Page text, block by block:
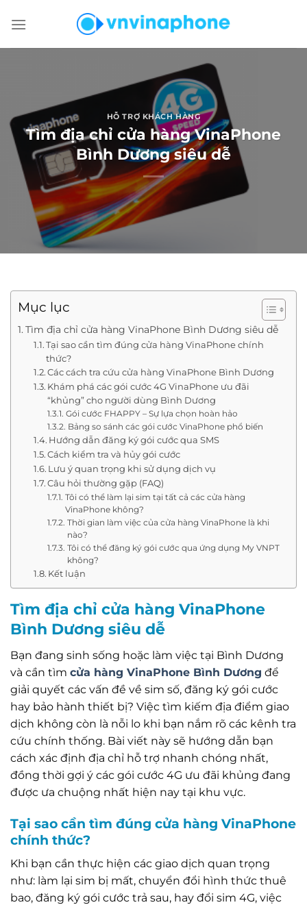
đến
HỖ TRỢ KHÁCH HÀNG
Tìm địa chỉ cửa hàng VinaPhone
Bình Dương siêu dễ
Mục lục
Tìm địa chỉ cửa hàng VinaPhone Bình Dương siêu dễ
Tại sao cần tìm đúng cửa hàng VinaPhone chính
thức?
Các cách tra cứu cửa hàng VinaPhone Bình Dương
Khám phá các gói cước 4G VinaPhone ưu đãi
“khủng” cho người dùng Bình Dương
Gói cước FHAPPY – Sự lựa chọn hoàn hảo
Bảng so sánh các gói cước VinaPhone phổ biến
Hướng dẫn đăng ký gói cước qua SMS
Cách kiểm tra và hủy gói cước
Lưu ý quan trọng khi sử dụng dịch vụ
Câu hỏi thường gặp (FAQ)
Tôi có thể làm lại sim tại tất cả các cửa hàng
VinaPhone không?
Thời gian làm việc của cửa hàng VinaPhone là khi
nào?
Tôi có thể đăng ký gói cước qua ứng dụng My VNPT
không?
Kết luận
Tìm địa chỉ cửa hàng VinaPhone
Bình Dương siêu dễ
Bạn đang sinh sống hoặc làm việc tại Bình Dương
và cần tìm cửa hàng VinaPhone Bình Dương để
giải quyết các vấn đề về sim số, đăng ký gói cước
hay bảo hành thiết bị? Việc tìm kiếm địa điểm giao
dịch không còn là nỗi lo khi bạn nắm rõ các kênh tra
cứu chính thống. Bài viết này sẽ hướng dẫn bạn
cách xác định địa chỉ hỗ trợ nhanh chóng nhất,
đồng thời gợi ý các gói cước 4G ưu đãi khủng đang
được ưa chuộng nhất hiện nay tại khu vực.
Tại sao cần tìm đúng cửa hàng VinaPhone
chính thức?
Khi bạn cần thực hiện các giao dịch quan trọng
như: làm lại sim bị mất, chuyển đổi hình thức thuê
bao, đăng ký gói cước trả sau, hay đổi sim 4G, việc